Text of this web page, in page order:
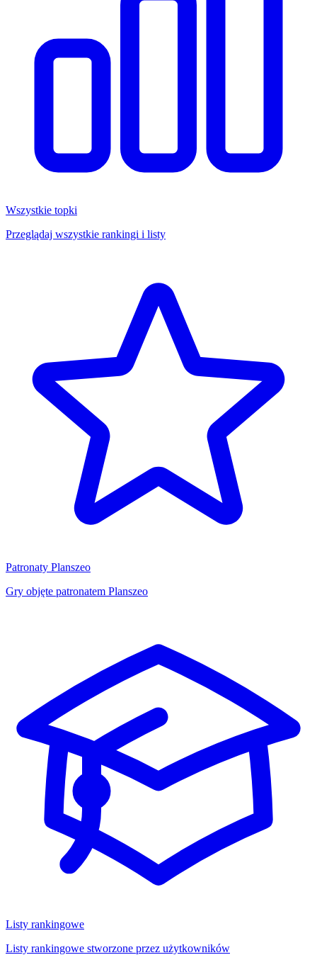
Wszystkie topki
Przeglądaj wszystkie rankingi i listy
Patronaty Planszeo
Gry objęte patronatem Planszeo
Listy rankingowe
Listy rankingowe stworzone przez użytkowników